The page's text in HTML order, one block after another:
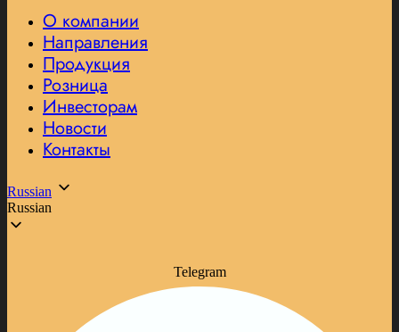
О компании
Направления
Продукция
Розница
Инвесторам
Новости
Контакты
Russian
Russian
Telegram